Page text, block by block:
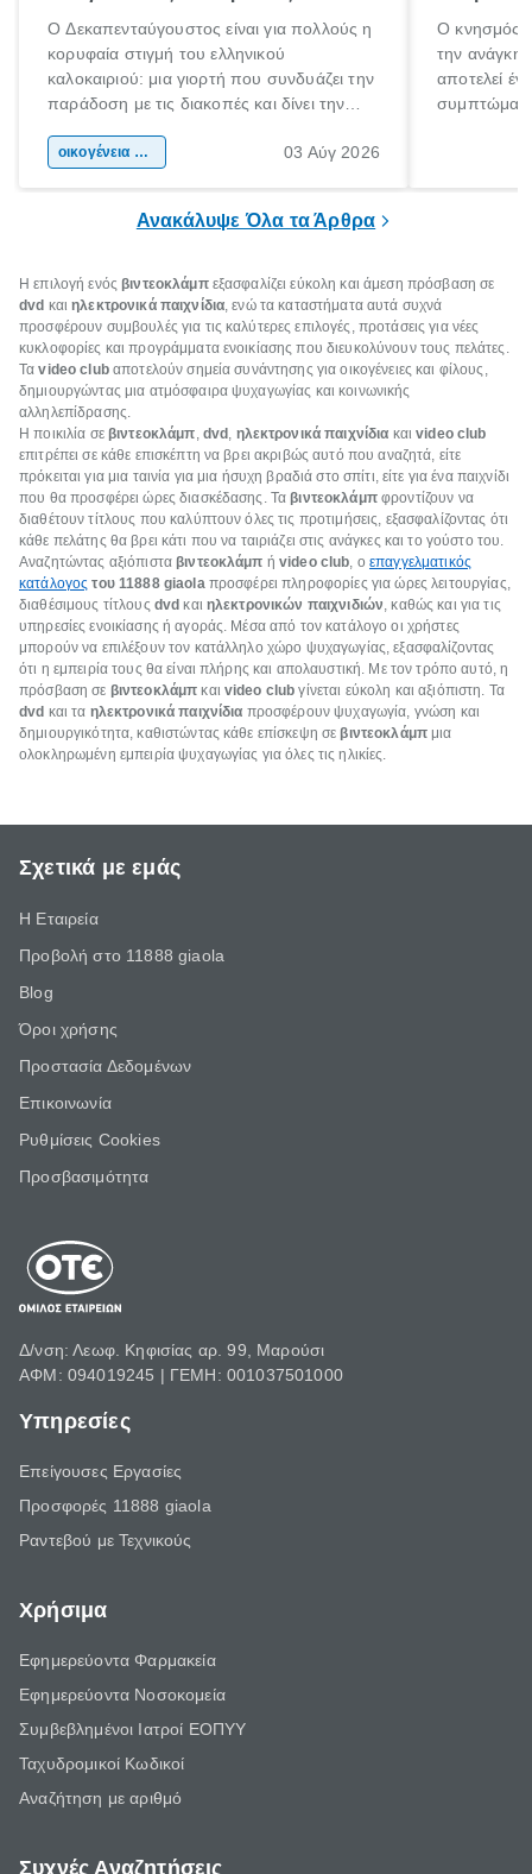
Ο Δεκαπενταύγουστος είναι για πολλούς η
κορυφαία στιγμή του ελληνικού
καλοκαιριού: μια γιορτή που συνδυάζει την
παράδοση με τις διακοπές και δίνει την
χώρας. Είτε πρόκειται για λίγες μέρες
οικογένεια & παιδί 03 Αύγ 2026
Ο κνησμός
την ανάγκη
αποτελεί
Ανακάλυψε Όλα τα Άρθρα
Η επιλογή ενόςβιντεοκλάμπεξασφαλίζει εύκολη και άμεση πρόσβαση σε
dvd καιηλεκτρονικά παιχνίδια, ενώ τα καταστήματα αυτά συχνά
προσφέρουν συμβουλές για τις καλύτερες επιλογές, προτάσεις για νέες
κυκλοφορίες και προγράμματα ενοικίασης που διευκολύνουν τους πελάτες.
Ταvideo clubαποτελούν σημεία συνάντησης για οικογένειες και φίλους,
δημιουργώντας μια ατμόσφαιρα ψυχαγωγίας και κοινωνικής
αλληλεπίδρασης.
Η ποικιλία σε βιντεοκλάμπ, dvd , ηλεκτρονικά παιχνίδια καιvideo club
επιτρέπει σε κάθε επισκέπτη να βρει ακριβώς αυτό που αναζητά, είτε
πρόκειται για μια ταινία για μια ήσυχη βραδιά στο σπίτι, είτε για ένα παιχνίδι
που θα προσφέρει ώρες διασκέδασης. Ταβιντεοκλάμπφροντίζουν να
διαθέτουν τίτλους που καλύπτουν όλες τις προτιμήσεις, εξασφαλίζοντας ότι
κάθε πελάτης θα βρει κάτι που να ταιριάζει στις ανάγκες και το γούστο του.
Αναζητώντας αξιόπισταβιντεοκλάμπ ήvideo club, οεπαγγελματικός
κατάλογος του 11888 giaolaπροσφέρει πληροφορίες για ώρες λειτουργίας,
διαθέσιμους τίτλους dvd και ηλεκτρονικών παιχνιδιών, καθώς και για τις
υπηρεσίες ενοικίασης ή αγοράς. Μέσα από τον κατάλογο οι χρήστες
μπορούν να επιλέξουν τον κατάλληλο χώρο ψυχαγωγίας, εξασφαλίζοντας
ότι η εμπειρία τους θα είναι πλήρης και απολαυστική. Με τον τρόπο αυτό, η
πρόσβαση σε βιντεοκλάμπ και video club γίνεται εύκολη και αξιόπιστη. Τα
dvd και τα ηλεκτρονικά παιχνίδια προσφέρουν ψυχαγωγία, γνώση και
δημιουργικότητα, καθιστώντας κάθε επίσκεψη σεβιντεοκλάμπ μια
ολοκληρωμένη εμπειρία ψυχαγωγίας για όλες τις ηλικίες.
Σχετικά με εμάς
Η Εταιρεία
Προβολή στο 11888 giaola
Blog
Όροι χρήσης
Προστασία Δεδομένων
Επικοινωνία
Ρυθμίσεις Cookies
Προσβασιμότητα
Δ/νση: Λεωφ. Κηφισίας αρ. 99, Μαρούσι
ΑΦΜ: 094019245 | ΓΕΜΗ: 001037501000
Υπηρεσίες
Επείγουσες Εργασίες
Προσφορές 11888 giaola
Ραντεβού με Τεχνικούς
Χρήσιμα
Εφημερεύοντα Φαρμακεία
Εφημερεύοντα Νοσοκομεία
Συμβεβλημένοι Ιατροί ΕΟΠΥΥ
Ταχυδρομικοί Κωδικοί
Αναζήτηση με αριθμό
Συχνές Αναζητήσεις